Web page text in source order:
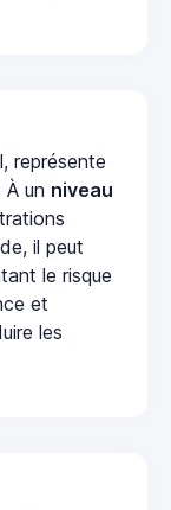
représente
À un niveau
il peut
le risque
et
les